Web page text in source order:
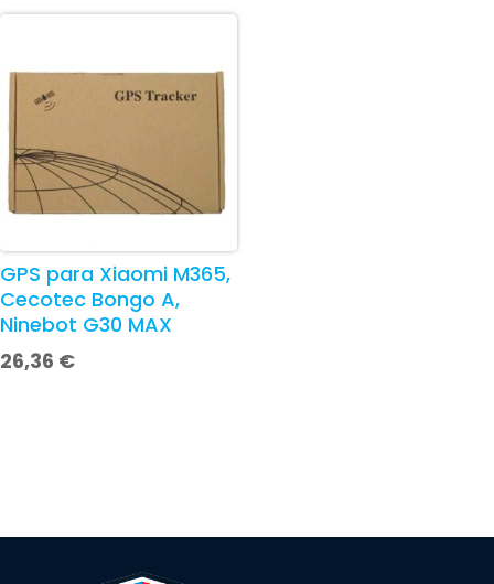
GPS para Xiaomi M365,
Cecotec Bongo A,
Ninebot G30 MAX
26,36 €